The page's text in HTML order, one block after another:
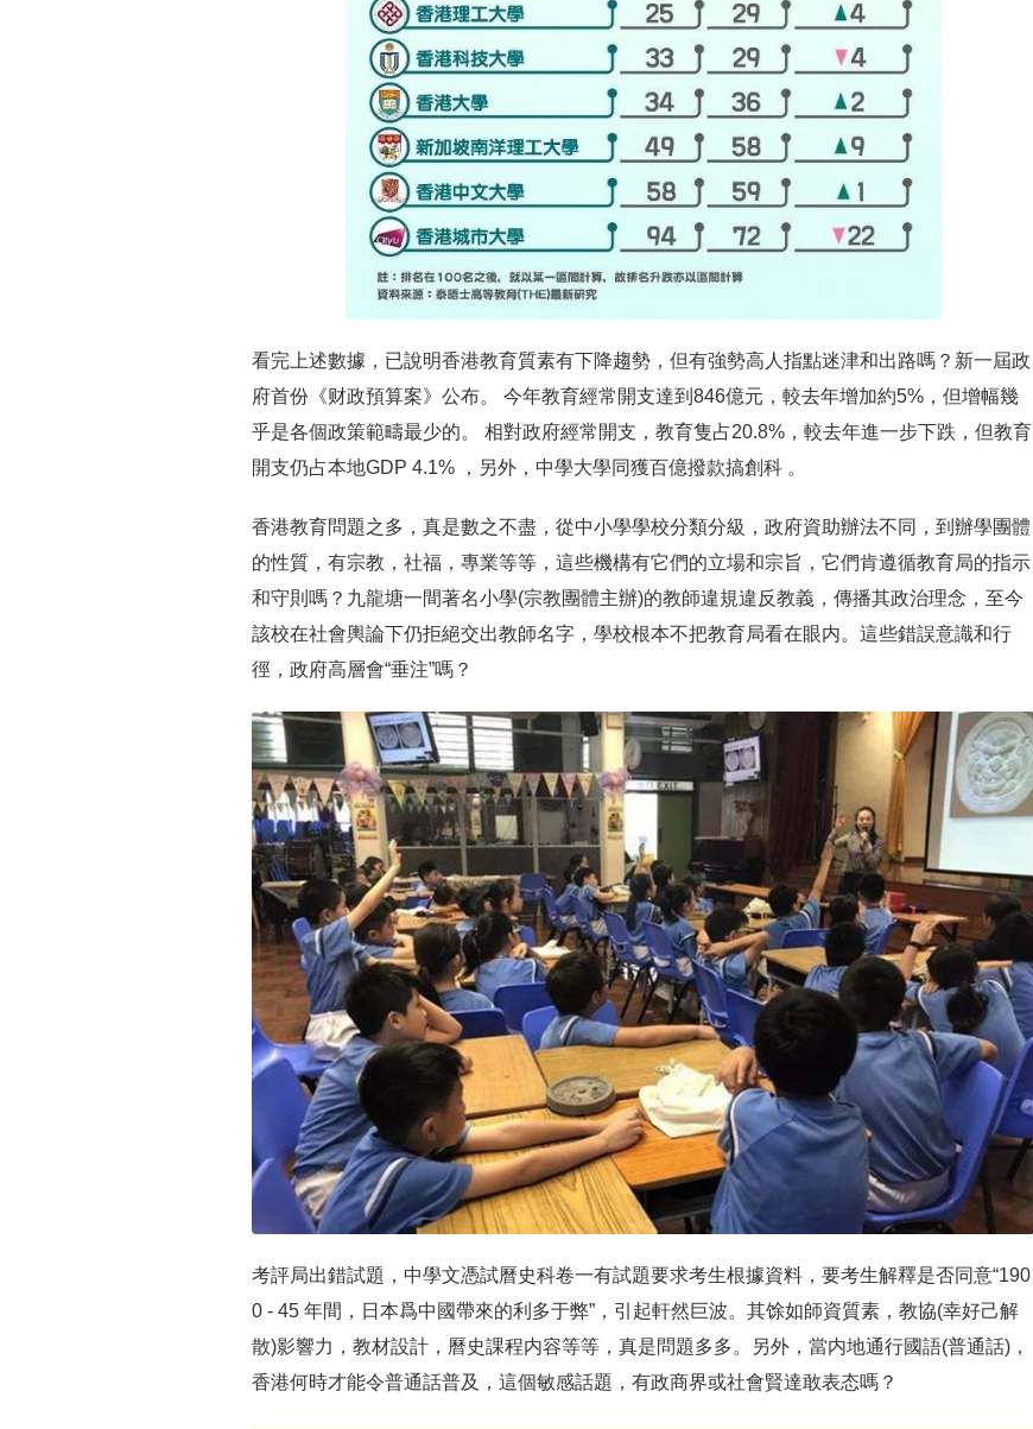
看完上述數據，已說明香港教育質素有下降趨勢，但有強勢高人指點迷津和出路嗎？新一屆政
府首份《财政預算案》公布。 今年教育經常開支達到846億元，較去年增加約5%，但增幅幾
乎是各個政策範疇最少的。 相對政府經常開支，教育隻占20.8%，較去年進一步下跌，但教育
開支仍占本地GDP 4.1% ，另外，中學大學同獲百億撥款搞創科 。
香港教育問題之多，真是數之不盡，從中小學學校分類分級，政府資助辦法不同，到辦學團體
的性質，有宗教，社福，專業等等，這些機構有它們的立場和宗旨，它們肯遵循教育局的指示
和守則嗎？九龍塘一間著名小學(宗教團體主辦)的教師違規違反教義，傳播其政治理念，至今
該校在社會輿論下仍拒絕交出教師名字，學校根本不把教育局看在眼内。這些錯誤意識和行
徑，政府高層會“垂注”嗎？
考評局出錯試題，中學文憑試曆史科卷一有試題要求考生根據資料，要考生解釋是否同意“190
0 - 45 年間，日本爲中國帶來的利多于弊”，引起軒然巨波。其馀如師資質素，教協(幸好己解
散)影響力，教材設計，曆史課程内容等等，真是問題多多。另外，當内地通行國語(普通話)，
香港何時才能令普通話普及，這個敏感話題，有政商界或社會賢達敢表态嗎？